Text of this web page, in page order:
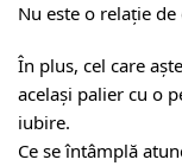
Nu este o relație
În plus, cel care
același palier cu o
iubire.
Ce se întâmplă